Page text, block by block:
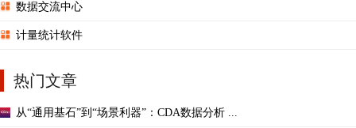
数据交流中心
计量统计软件
热门文章
从“通用基石”到“场景利器”：CDA数据分析 ...